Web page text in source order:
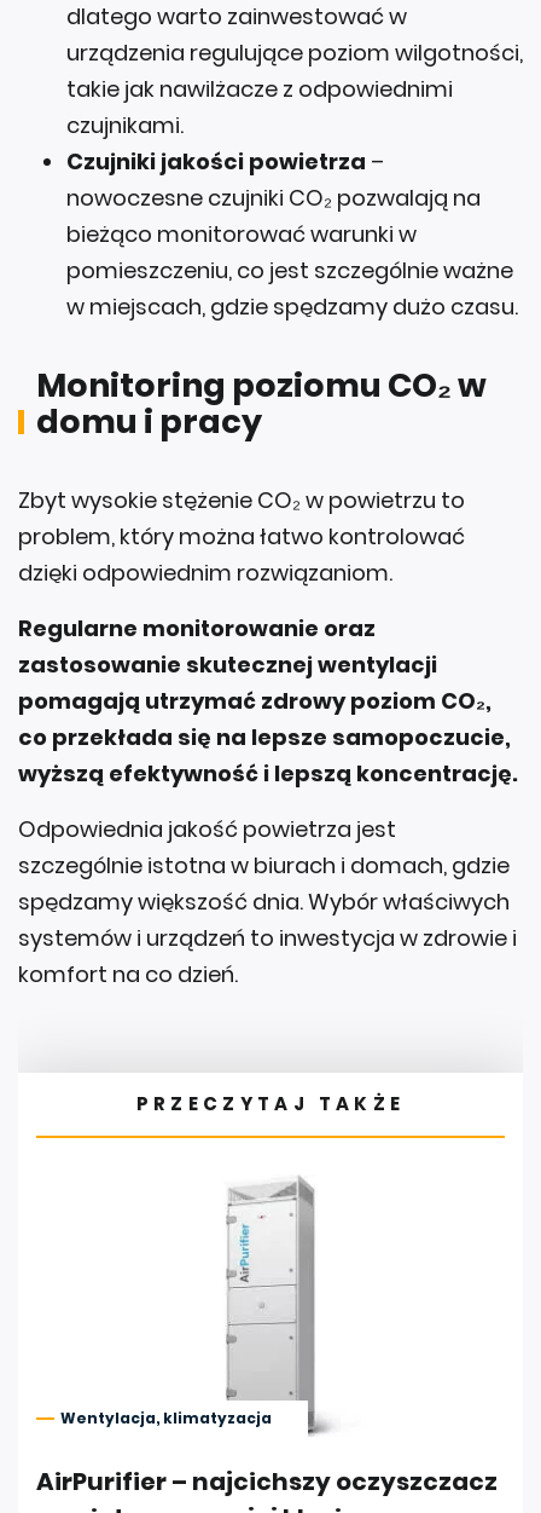
dlatego warto zainwestować w
urządzenia regulujące poziom wilgotności,
takie jak nawilżacze z odpowiednimi
czujnikami.
Czujniki jakości powietrza –
nowoczesne czujniki CO₂ pozwalają na
bieżąco monitorować warunki w
pomieszczeniu, co jest szczególnie ważne
w miejscach, gdzie spędzamy dużo czasu.
Monitoring poziomu CO₂ w
domu i pracy
Zbyt wysokie stężenie CO₂ w powietrzu to
problem, który można łatwo kontrolować
dzięki odpowiednim rozwiązaniom.
Regularne monitorowanie oraz
zastosowanie skutecznej wentylacji
pomagają utrzymać zdrowy poziom CO₂,
co przekłada się na lepsze samopoczucie,
wyższą efektywność i lepszą koncentrację.
Odpowiednia jakość powietrza jest
szczególnie istotna w biurach i domach, gdzie
spędzamy większość dnia. Wybór właściwych
systemów i urządzeń to inwestycja w zdrowie i
komfort na co dzień.